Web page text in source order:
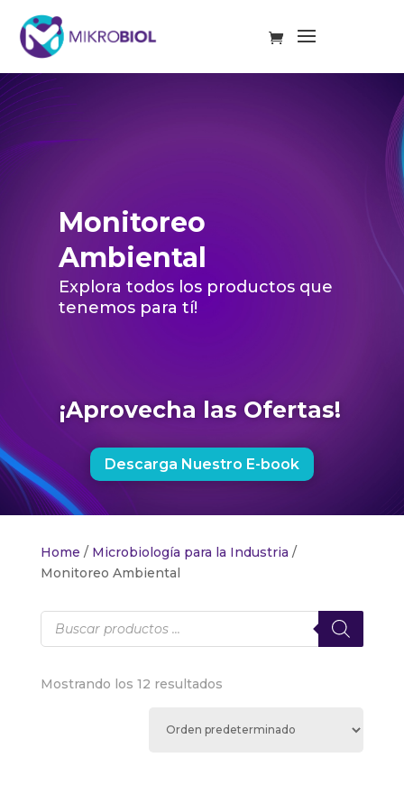
Monitoreo
Ambiental
Explora todos los productos que
tenemos para tí!
¡Aprovecha las Ofertas!
Descarga Nuestro E-book
Home / Microbiología para la Industria /
Monitoreo Ambiental
Products
search
Mostrando los 12 resultados